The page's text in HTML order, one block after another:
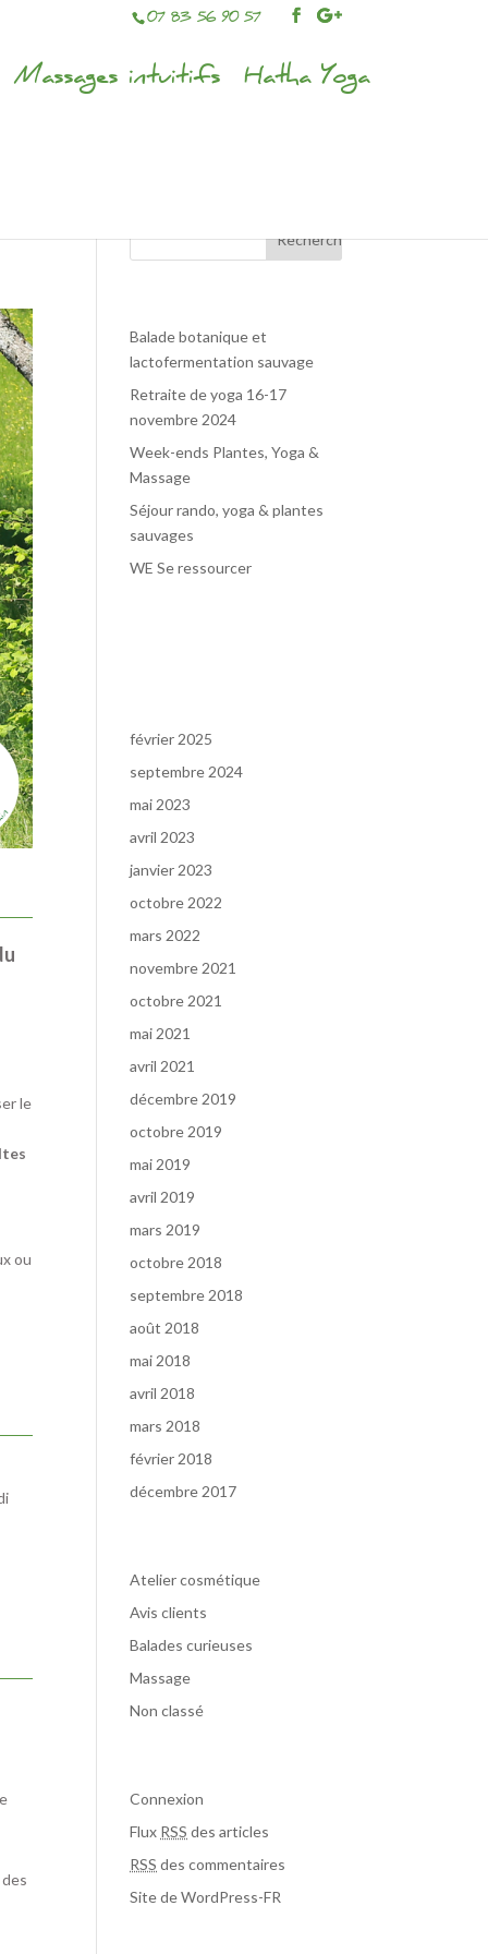
07 83 56 90 57
Massages intuitifs Hatha Yoga
le
ou
des
Balade botanique et
lactofermentation sauvage
Retraite de yoga 16-17
novembre 2024
Week-ends Plantes, Yoga &
Massage
Séjour rando, yoga & plantes
sauvages
WE Se ressourcer
février 2025
septembre 2024
mai 2023
avril 2023
janvier 2023
octobre 2022
mars 2022
novembre 2021
octobre 2021
mai 2021
avril 2021
décembre 2019
octobre 2019
mai 2019
avril 2019
mars 2019
octobre 2018
septembre 2018
août 2018
mai 2018
avril 2018
mars 2018
février 2018
décembre 2017
Atelier cosmétique
Avis clients
Balades curieuses
Massage
Non classé
Connexion
Flux RSS des articles
RSS des commentaires
Site de WordPress-FR